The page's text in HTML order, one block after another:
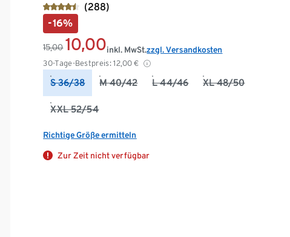
(288)
-16%
15,00 10,00
30-Tage-Bestpreis: 12,00 €
inkl. MwSt.zzgl. Versandkosten
S 36/38 M 40/42 L 44/46 XL 48/50
XXL 52/54
Richtige Größe ermitteln
Zur Zeit nicht verfügbar